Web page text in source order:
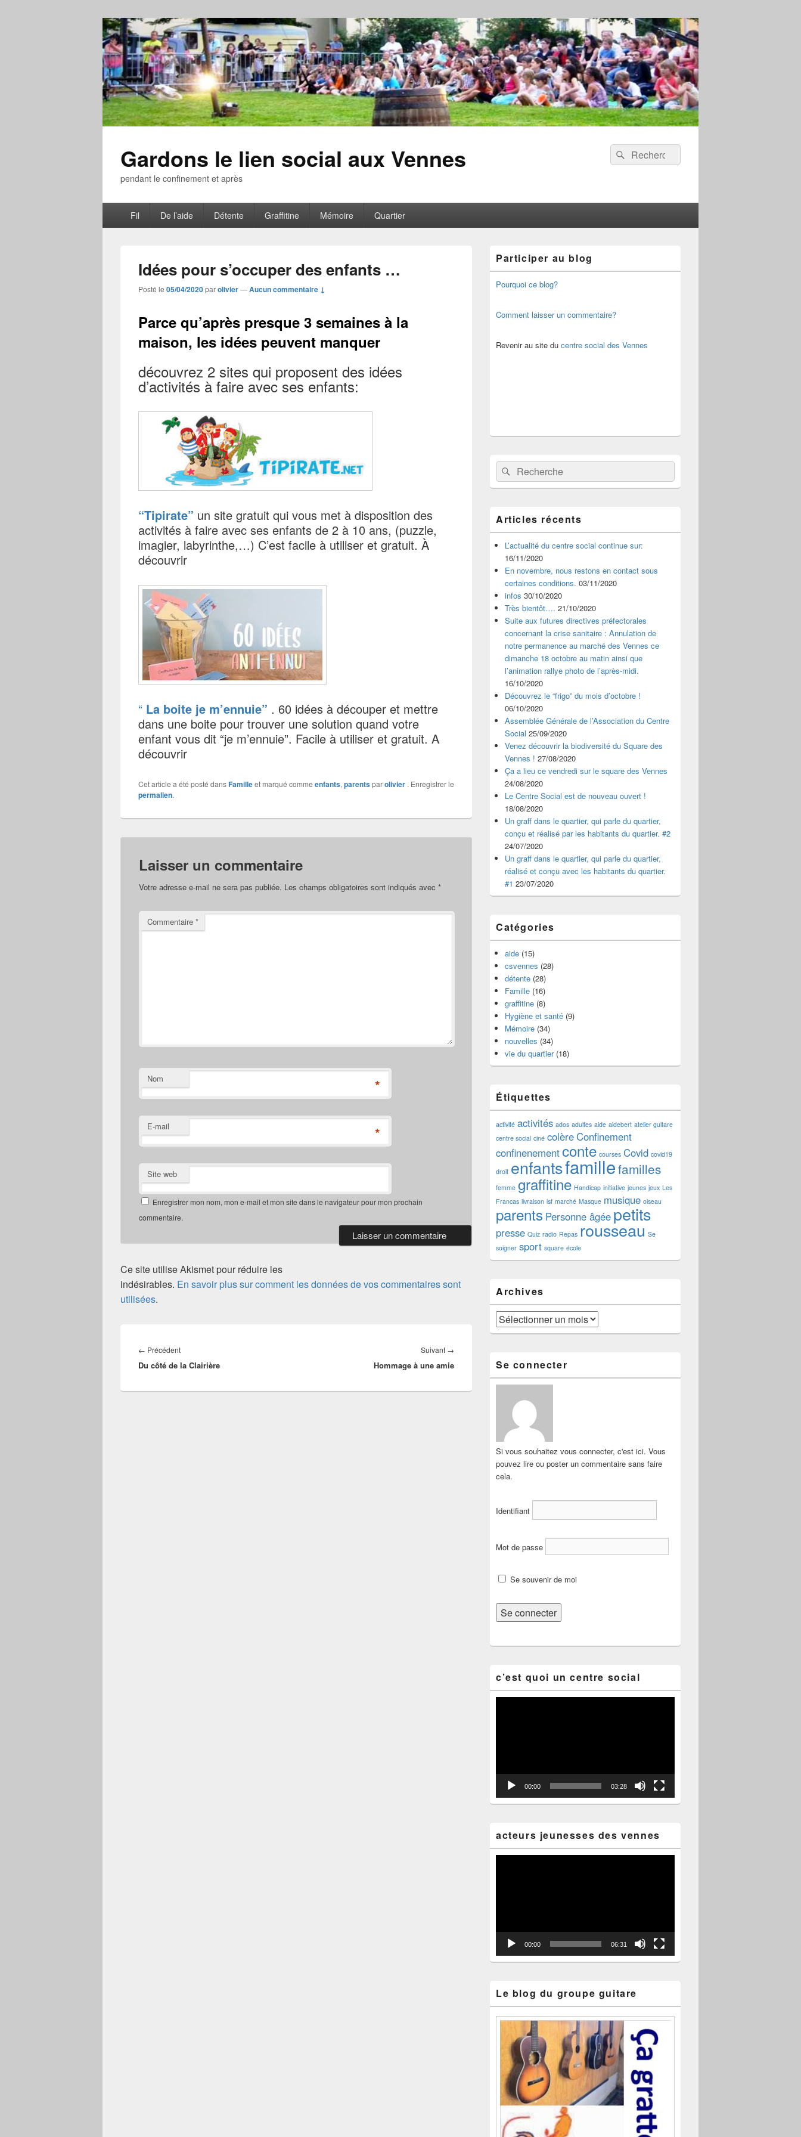
Gardons le lien social aux Vennes
pendant le confinement et après
Recherche :
Rechercher
principal
Fil De l’aide Détente Graffitine Mémoire Quartier
Idées pour s’occuper des enfants …
Posté le 05/04/2020parolivier—Aucun commentaire ↓
Parce qu’après presque 3 semaines à la
maison, les idées peuvent manquer
découvrez 2 sites qui proposent des idées
d’activités à faire avec ses enfants:
“Tipirate” un site gratuit qui vous met à disposition des
activités à faire avec ses enfants de 2 à 10 ans, (puzzle,
imagier, labyrinthe,…) C’est facile à utiliser et gratuit. À
découvrir
“ La boite je m’ennuie” . 60 idées à découper et mettre
dans une boite pour trouver une solution quand votre
enfant vous dit “je m’ennuie”. Facile à utiliser et gratuit. A
découvrir
Cet article a été posté dansFamilleet marqué comme enfants, parentsparolivier . Enregistrer le
permalien.
Laisser un commentaire
Votre adresse e-mail ne sera pas publiée. Les champs obligatoires sont indiqués avec *
Commentaire *
Nom *
E-mail *
Site web
Enregistrer mon nom, mon e-mail et mon site dans le navigateur pour mon prochain
commentaire.
Ce site utilise Akismet pour réduire les
indésirables. En savoir plus sur comment les données de vos commentaires sont
utilisées.
de
l’article
← PrécédentArticle
précédent :
Du côté de la Clairière
Suivant →
suivant :
Hommage à une amie
principale
de
widget
barre
Participer au blog
Pourquoi ce blog?
Comment laisser un commentaire?
Revenir au site du centre social des Vennes
Recherche :Rechercher
Articles récents
L’actualité du centre social continue sur:
16/11/2020
En novembre, nous restons en contact sous
certaines conditions. 03/11/2020
infos 30/10/2020
Très bientôt…. 21/10/2020
Suite aux futures directives préfectorales
concernant la crise sanitaire : Annulation de
notre permanence au marché des Vennes ce
dimanche 18 octobre au matin ainsi que
l’animation rallye photo de l’après-midi.
16/10/2020
Découvrez le “frigo” du mois d’octobre !
06/10/2020
Assemblée Générale de l’Association du Centre
Social 25/09/2020
Venez découvrir la biodiversité du Square des
Vennes ! 27/08/2020
Ça a lieu ce vendredi sur le square des Vennes
24/08/2020
Le Centre Social est de nouveau ouvert !
18/08/2020
Un graff dans le quartier, qui parle du quartier,
conçu et réalisé par les habitants du quartier. #2
24/07/2020
Un graff dans le quartier, qui parle du quartier,
réalisé et conçu avec les habitants du quartier.
#1 23/07/2020
Catégories
aide (15)
csvennes (28)
détente (28)
Famille (16)
graffitine (8)
Hygiène et santé (9)
Mémoire (34)
nouvelles (34)
vie du quartier(18)
Étiquettes
activité activités ados adultes aide aldebert atelier guitare
centre social ciné colèreConfinement
confinenementconte courses Covid covid19
droit enfantsfamillefamilles
femme graffitine Handicap initiative jeunes jeux Les
Francas livraison lsf marché Masque musique oiseau
parents Personne âgée petits
presse Quiz radio Repas rousseau Se
soigner sport square école
Archives
Archives
Se connecter
Si vous souhaitez vous connecter, c'est ici. Vous
pouvez lire ou poster un commentaire sans faire
cela.
Identifiant
Mot de passe
Se souvenir de moi
c’est quoi un centre social
00:00 03:28
acteurs jeunesses des vennes
00:00 06:31
Le blog du groupe guitare